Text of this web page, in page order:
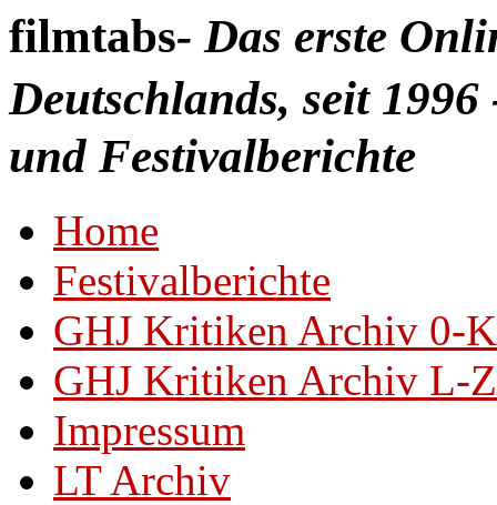
filmtabs- Das erste
Deutschlands, seit
und Festivalberichte
Home
Festivalberichte
GHJ Kritiken Archiv 0-K
GHJ Kritiken Archiv L-Z
Impressum
LT Archiv